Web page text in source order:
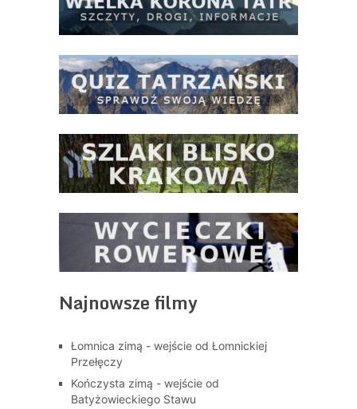
Najnowsze filmy
Łomnica zimą - wejście od Łomnickiej
Przełęczy
Kończysta zimą - wejście od
Batyżowieckiego Stawu